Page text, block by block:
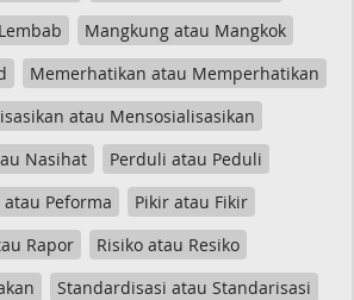
Mangkung atau Mangkok
Memerhatikan atau Memperhatikan
atau Mensosialisasikan
Nasihat
Perduli atau Peduli
Peforma
Pikir atau Fikir
Rapor
Risiko atau Resiko
Standardisasi atau Standarisasi